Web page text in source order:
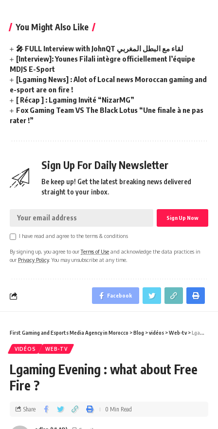
You Might Also Like
🎤 FULL Interview with JohnQT لقاء مع البطل المغربي
[Interview]: Younes Filali intègre officiellement l’équipe
MDJS E-Sport
[Lgaming News] : Alot of Local news Moroccan gaming and
e-sport are on fire !
[ Récap ] : Lgaming Invité “NizarMG”
Fox Gaming Team VS The Black Lotus “Une finale à ne pas
rater !”
Sign Up For Daily Newsletter
Be keep up! Get the latest breaking news delivered
straight to your inbox.
I have read and agree to the terms & conditions
By signing up, you agree to ourTerms of Use and acknowledge the data practices in
our Privacy Policy. You may unsubscribe at any time.
Facebook
First Gaming and Esports Media Agency in Morocco >Blog >vidéos >Web-tv>Lgaming Evening : what about Free Fire ?
VIDÉOS WEB-TV
Lgaming Evening : what about Free
Fire ?
Share 0 Min Read